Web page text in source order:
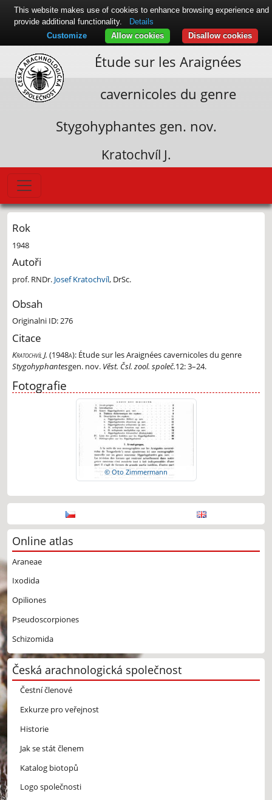
Étude sur les Araignées
cavernicoles du genre
Stygohyphantes gen. nov.
Kratochvíl J.
Rok
1948
Autoři
prof. RNDr. Josef Kratochvíl, DrSc.
Obsah
Originalni ID: 276
Citace
Kratochvíl J. (1948a): Étude sur les Araignées cavernicoles du genre
Stygohyphantesgen. nov. Věst. Čsl. zool. společ.12: 3–24.
Fotografie
© Oto Zimmermann
Online atlas
Araneae
Ixodida
Opiliones
Pseudoscorpiones
Schizomida
Česká arachnologická společnost
Čestní členové
Exkurze pro veřejnost
Historie
Jak se stát členem
Katalog biotopů
Logo společnosti
This website makes use of cookies to enhance browsing experience and
provide additional functionality.
Details
Disallow cookies
Allow cookies
Customize